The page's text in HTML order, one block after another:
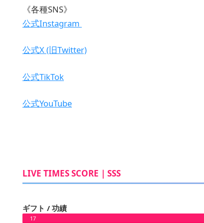
《各種SNS》
公式Instagram
公式X (旧Twitter)
公式TikTok
公式YouTube
LIVE TIMES SCORE｜SSS
ギフト / 功績
17